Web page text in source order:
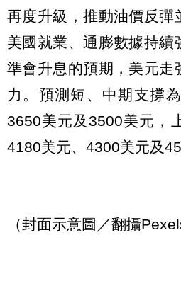
再度升級，推動油價反彈
美國就業、通膨數據持續
準會升息的預期，美元走
力。預測短、中期支撐
3650美元及3500美元，
4180美元、4300美元及
（封面示意圖／翻攝